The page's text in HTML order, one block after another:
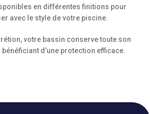
en différentes finitions pour
avec le style de votre piscine.
votre bassin conserve toute son
d’une protection efficace.